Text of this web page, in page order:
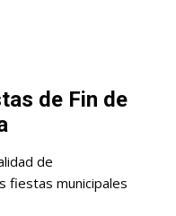
de Fin de
de
fiestas municipales